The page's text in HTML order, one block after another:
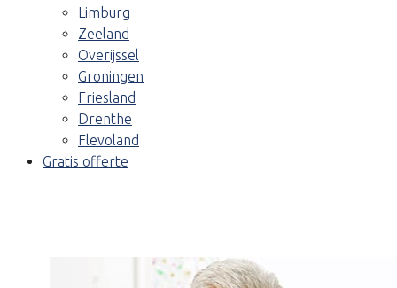
Limburg
Zeeland
Overijssel
Groningen
Friesland
Drenthe
Flevoland
Gratis offerte